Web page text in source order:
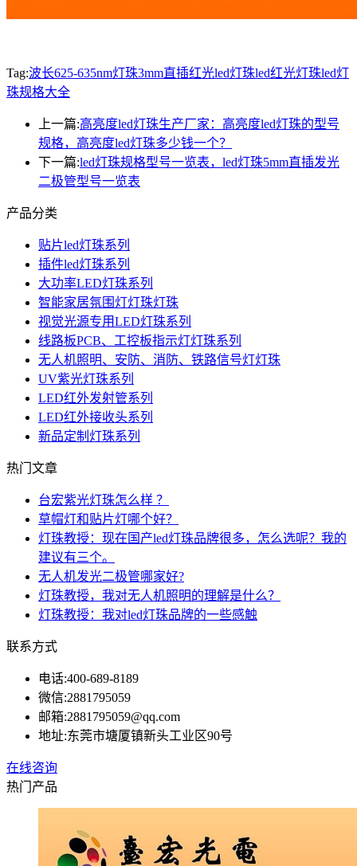
Tag:波长625-635nm灯珠3mm直插红光led灯珠led红光灯珠led灯
珠规格大全
上一篇:高亮度led灯珠生产厂家：高亮度led灯珠的型号
规格，高亮度led灯珠多少钱一个？
下一篇:led灯珠规格型号一览表，led灯珠5mm直插发光
二极管型号一览表
产品分类
贴片led灯珠系列
插件led灯珠系列
大功率LED灯珠系列
智能家居氛围灯灯珠灯珠
视觉光源专用LED灯珠系列
线路板PCB、工控板指示灯灯珠系列
无人机照明、安防、消防、铁路信号灯灯珠
UV紫光灯珠系列
LED红外发射管系列
LED红外接收头系列
新品定制灯珠系列
热门文章
台宏紫光灯珠怎么样 ？
草帽灯和贴片灯哪个好？
灯珠教授：现在国产led灯珠品牌很多，怎么选呢？我的
建议有三个。
无人机发光二极管哪家好?
灯珠教授，我对无人机照明的理解是什么？
灯珠教授：我对led灯珠品牌的一些感触
联系方式
电话:400-689-8189
微信:2881795059
邮箱:2881795059@qq.com
地址:东莞市塘厦镇新头工业区90号
在线咨询
热门产品